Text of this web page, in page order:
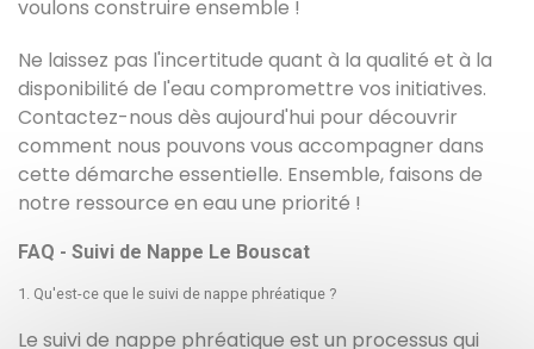
voulons construire ensemble !
Ne laissez pas l'incertitude quant à la qualité et à la
disponibilité de l'eau compromettre vos initiatives.
Contactez-nous dès aujourd'hui pour découvrir
comment nous pouvons vous accompagner dans
cette démarche essentielle. Ensemble, faisons de
notre ressource en eau une priorité !
FAQ - Suivi de Nappe Le Bouscat
1. Qu'est-ce que le suivi de nappe phréatique ?
Le suivi de nappe phréatique est un processus qui